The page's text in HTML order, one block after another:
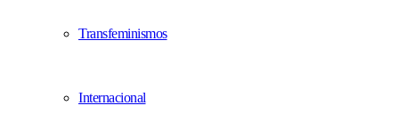
Transfeminismos
Internacional